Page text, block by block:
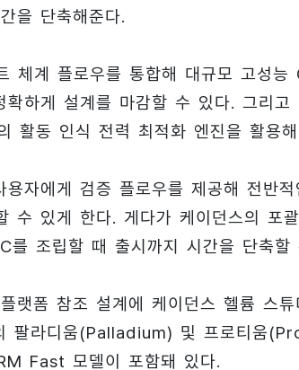
을 단축해준다.
체계 플로우를 통합해 대규모 고성
하게 설계를 마감할 수 있다. 그리
동 인식 전력 최적화 엔진을 활용해
자에게 검증 플로우를 제공해 전반
수 있게 한다. 게다가 케이던스의 포
조립할 때 출시까지 시간을 단축할
랫폼 참조 설계에 케이던스 헬륨 스
팔라디움(Palladium) 및 프로티움
Fast 모델이 포함돼 있다.